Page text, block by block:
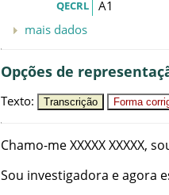
QECRL
A1
mais dados
Opções de
Texto: Transcrição Forma
Chamo-meXXXXXXXXXX,
Sou investigadora eagora